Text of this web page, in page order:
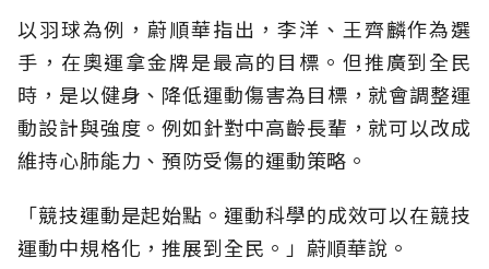
以羽球為例，蔚順華指出，李洋、王齊麟作為選
手，在奧運拿金牌是最高的目標。但推廣到全民
時，是以健身、降低運動傷害為目標，就會調整運
動設計與強度。例如針對中高齡長輩，就可以改成
維持心肺能力、預防受傷的運動策略。
「競技運動是起始點。運動科學的成效可以在競技
運動中規格化，推展到全民。」蔚順華說。